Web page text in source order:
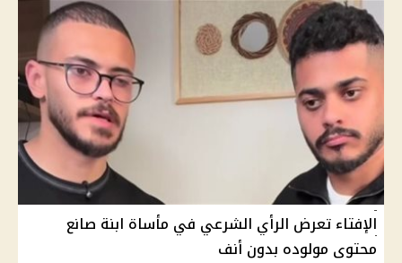
الإفتاء تعرض الرأي الشرعي في مأساة ابنة صانع
محتوى مولوده بدون أنف